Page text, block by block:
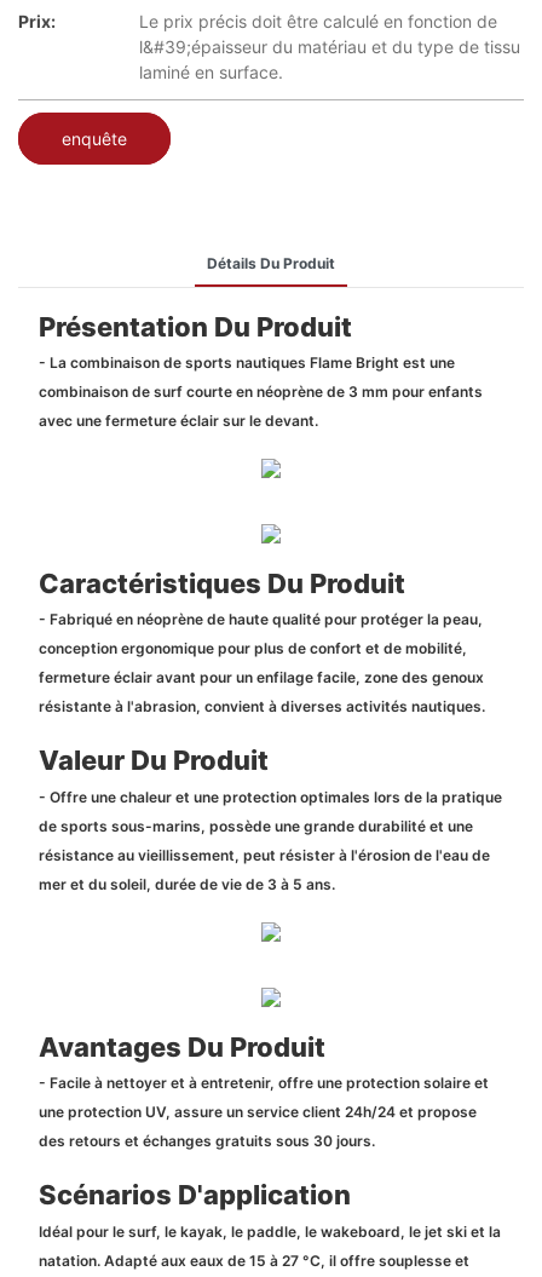
Prix:
Le prix précis doit être calculé en fonction de
l&#39;épaisseur du matériau et du type de tissu
laminé en surface.
enquête
Détails Du Produit
Présentation Du Produit
- La combinaison de sports nautiques Flame Bright est une
combinaison de surf courte en néoprène de 3 mm pour enfants
avec une fermeture éclair sur le devant.
Caractéristiques Du Produit
- Fabriqué en néoprène de haute qualité pour protéger la peau,
conception ergonomique pour plus de confort et de mobilité,
fermeture éclair avant pour un enfilage facile, zone des genoux
résistante à l'abrasion, convient à diverses activités nautiques.
Valeur Du Produit
- Offre une chaleur et une protection optimales lors de la pratique
de sports sous-marins, possède une grande durabilité et une
résistance au vieillissement, peut résister à l'érosion de l'eau de
mer et du soleil, durée de vie de 3 à 5 ans.
Avantages Du Produit
- Facile à nettoyer et à entretenir, offre une protection solaire et
une protection UV, assure un service client 24h/24 et propose
des retours et échanges gratuits sous 30 jours.
Scénarios D'application
Idéal pour le surf, le kayak, le paddle, le wakeboard, le jet ski et la
natation. Adapté aux eaux de 15 à 27 °C, il offre souplesse et